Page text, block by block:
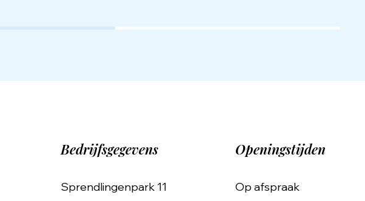
Bedrijfsgegevens
Sprendlingenpark 11
Openingstijden
Op afspraak